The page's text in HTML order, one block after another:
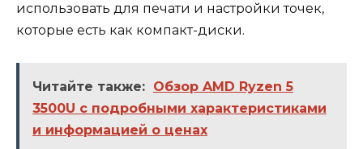
использовать для печати и настройки точек,
которые есть как компакт-диски.
Читайте также: Обзор AMD Ryzen 5
3500U с подробными характеристиками
и информацией о ценах